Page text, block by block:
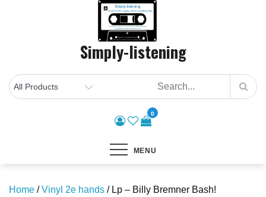
Simply-listening
0
MENU
Home /Vinyl 2e hands / Lp – Billy Bremner Bash!